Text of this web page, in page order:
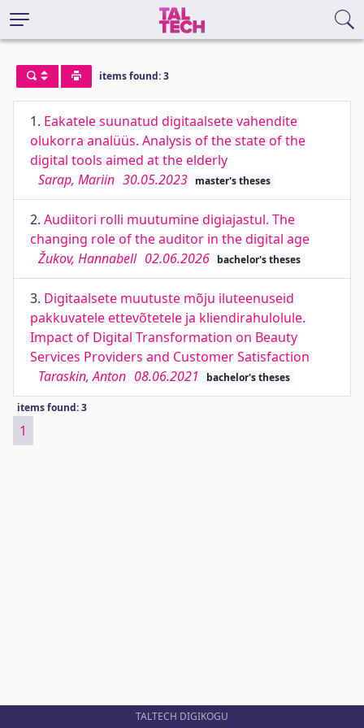
items found: 3
1. Eakatele suunatud digitaalsete vahendite
olukorra analüüs. Analysis of the state of the
digital tools aimed at the elderly
Sarap, Mariin 30.05.2023 master's theses
2. Audiitori rolli muutumine digiajastul. The
changing role of the auditor in the digital age
Žukov, Hannabell 02.06.2026 bachelor's theses
3. Digitaalsete muutuste mõju iluteenuseid
pakkuvatele ettevõtetele ja kliendirahulolule.
Impact of Digital Transformation on Beauty
Services Providers and Customer Satisfaction
Taraskin, Anton 08.06.2021 bachelor's theses
items found: 3
1
TALTECH DIGIKOGU